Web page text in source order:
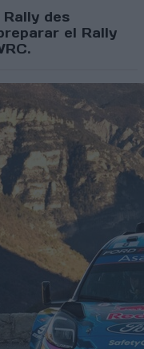
des
el Rally